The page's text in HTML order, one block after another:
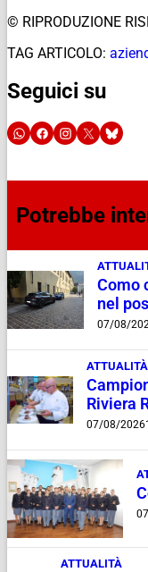
© RIPRODUZIONE
TAG ARTICOLO:
Seguici su
Potrebbe
Como
nel
07/08/
ATTUALITÀ
Riviera
07/08/2026
ATTUALITÀ